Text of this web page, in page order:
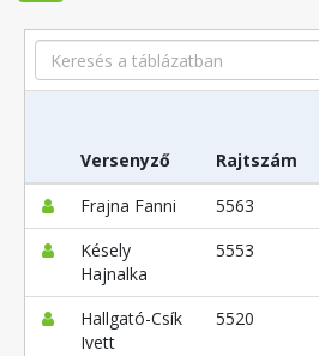
Search
Versenyző Rajtszám
Frajna Fanni
5563
Késely
Hajnalka
5553
Hallgató-Csík
Ivett
5520